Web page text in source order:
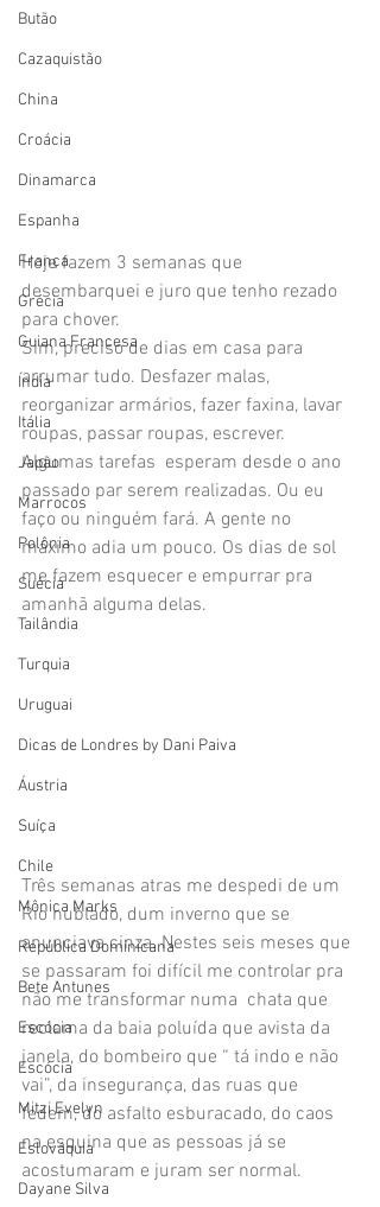
Butão
Cazaquistão
China
Croácia
Dinamarca
Espanha
França
Grécia
Guiana Francesa
Índia
Itália
Japão
Marrocos
Polônia
Suécia
Tailândia
Turquia
Uruguai
Dicas de Londres by Dani Paiva
Áustria
Suíça
Chile
Mônica Marks
República Dominicana
Bete Antunes
Escócia
Escócia
Mitzi Evelyn
Eslováquia
Dayane Silva
Hoje fazem 3 semanas que
desembarquei e juro que tenho rezado
para chover.
Sim, preciso de dias em casa para
arrumar tudo. Desfazer malas,
reorganizar armários, fazer faxina, lavar
roupas, passar roupas, escrever.
Algumas tarefas  esperam desde o ano
passado par serem realizadas. Ou eu
faço ou ninguém fará. A gente no
máximo adia um pouco. Os dias de sol
me fazem esquecer e empurrar pra
amanhã alguma delas.
Três semanas atras me despedi de um
Rio nublado, dum inverno que se
anunciava cinza. Nestes seis meses que
se passaram foi difícil me controlar pra
não me transformar numa  chata que
reclama da baia poluída que avista da
janela, do bombeiro que “ tá indo e não
vai”, da insegurança, das ruas que
fedem, do asfalto esburacado, do caos
na esquina que as pessoas já se
acostumaram e juram ser normal.